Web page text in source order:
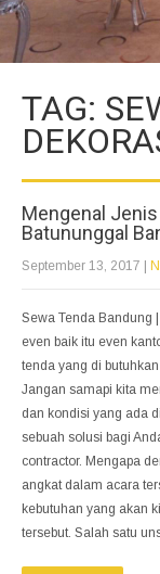
TAG:
Mengenal Jenis
Batununggal
September 13, 2017
Sewa Tenda Bandung
even baik itu even
tenda yang di
Jangan samapi kita
dan kondisi yang ada
sebuah solusi bagi
contractor. Mengapa
angkat dalam acara
kebutuhan yang akan
tersebut. Salah satu